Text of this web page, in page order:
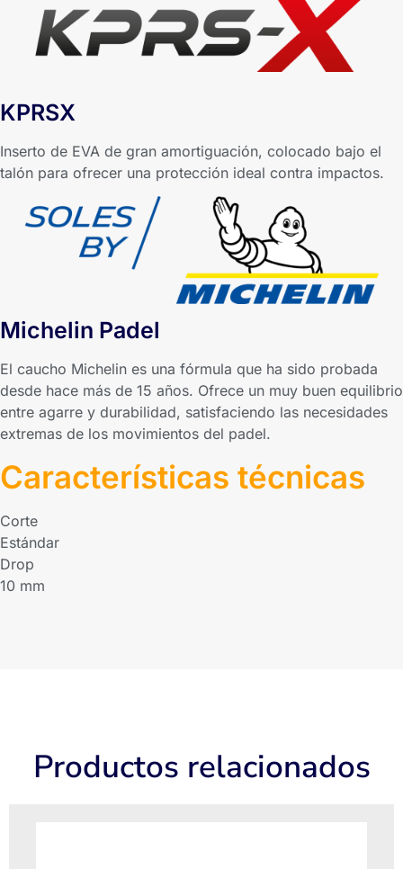
KPRSX
Inserto de EVA de gran amortiguación, colocado bajo el
talón para ofrecer una protección ideal contra impactos.
Michelin Padel
El caucho Michelin es una fórmula que ha sido probada
desde hace más de 15 años. Ofrece un muy buen equilibrio
entre agarre y durabilidad, satisfaciendo las necesidades
extremas de los movimientos del padel.
Características técnicas
Corte
Estándar
Drop
10 mm
Productos relacionados